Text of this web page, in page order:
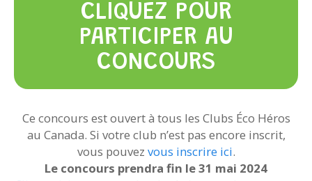
CLIQUEZ POUR
PARTICIPER AU
CONCOURS
Ce concours est ouvert à tous les Clubs Éco Héros
au Canada. Si votre club n’est pas encore inscrit,
vous pouvez vous inscrire ici.
Le concours prendra fin le 31 mai 2024